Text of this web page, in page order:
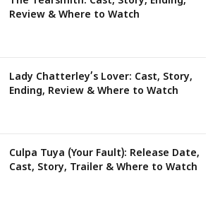
Review & Where to Watch
Lady Chatterley’s Lover: Cast, Story,
Ending, Review & Where to Watch
Culpa Tuya (Your Fault): Release Date,
Cast, Story, Trailer & Where to Watch